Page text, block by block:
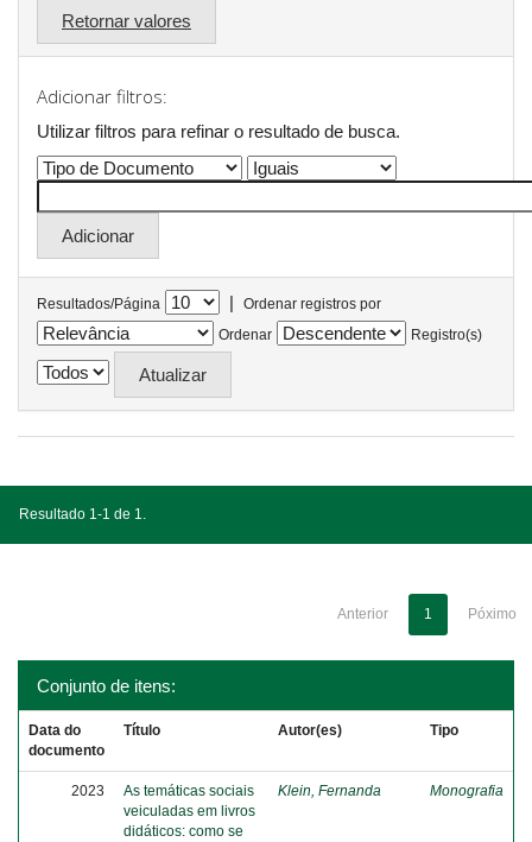
Retornar valores
Adicionar filtros:
Utilizar filtros para refinar o resultado de busca.
Resultados/Página |
Ordenar registros por
Ordenar
Registro(s)
Resultado 1-1 de 1.
Anterior 1 Póximo
Conjunto de itens:
Data do
documento
Título Autor(es) Tipo
2023
As temáticas sociais
veiculadas em livros
didáticos: como se
Klein, Fernanda Monografia